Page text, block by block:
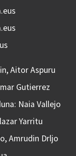
Aitor Aspuru
Gutierrez
Naia Vallejo
Yarritu
Amrudin Drljo